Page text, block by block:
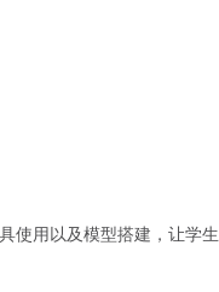
使用以及模型搭建，让学